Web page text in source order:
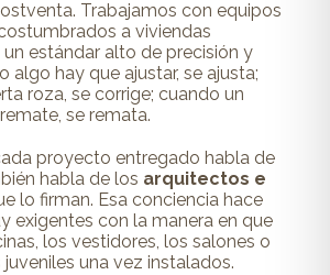
Trabajamos con equipos
a viviendas
estándar alto de precisión y
algo hay que ajustar, se ajusta;
roza, se corrige; cuando un
se remata.
proyecto entregado habla de
habla de los arquitectos e
lo firman. Esa conciencia hace
exigentes con la manera en que
los vestidores, los salones o
una vez instalados.